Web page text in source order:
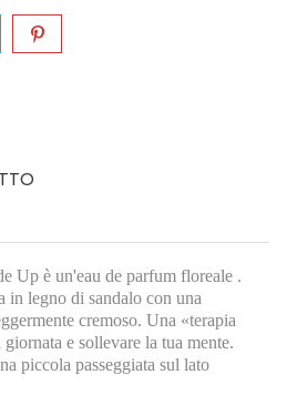
Up è un'eau de parfum floreale .
in legno di sandalo con una
cremoso. Una «terapia
e sollevare la tua mente.
piccola passeggiata sul lato